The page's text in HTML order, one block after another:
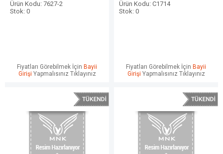
Ürün Kodu: 7627-2
Stok: 0
Fiyatları Görebilmek İçin Bayii
Girişi Yapmalısınız Tıklayınız
Ürün Kodu: C1714
Stok: 0
Fiyatları Görebilmek İçin Bayii
Girişi Yapmalısınız Tıklayınız